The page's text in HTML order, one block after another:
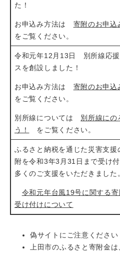
た！
お申込み方法は 寄附のお申込
をご覧ください。
令和元年12月13日 別所線応
スを創設しました！
お申込み方法は 寄附のお申込
をご覧ください。
別所線については 別所線にの
う！
をご覧ください。
ふるさと納税を通じた災害支援
附を令和3年3月31日まで受け付
多くのご支援をいただきました
令和元年台風19号に関する寄
受け付けについて
偽サイトにご注意ください
上田市のふるさと寄附金